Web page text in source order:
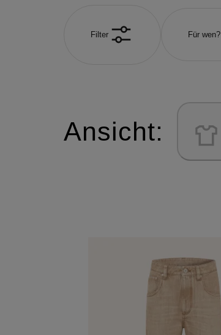
Filter Für wen?
Ansicht: